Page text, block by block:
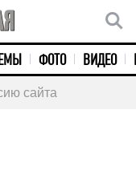
ТЕМЫ ФОТО ВИДЕО
сайта